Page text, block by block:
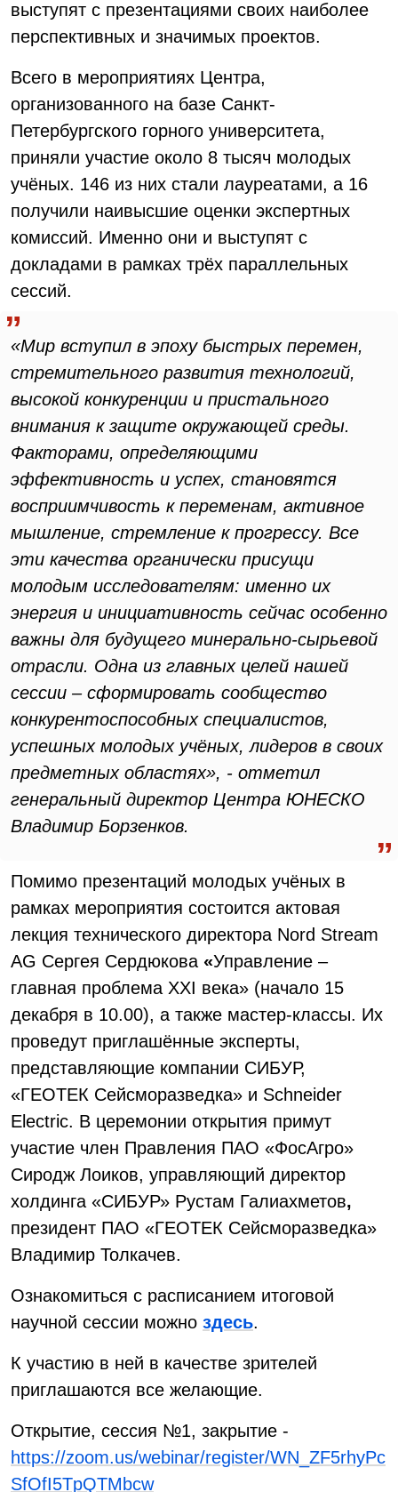
выступят с презентациями своих наиболее
перспективных и значимых проектов.
Всего в мероприятиях Центра,
организованного на базе Санкт-
Петербургского горного университета,
приняли участие около 8 тысяч молодых
учёных. 146 из них стали лауреатами, а 16
получили наивысшие оценки экспертных
комиссий. Именно они и выступят с
докладами в рамках трёх параллельных
сессий.
«Мир вступил в эпоху быстрых перемен,
стремительного развития технологий,
высокой конкуренции и пристального
внимания к защите окружающей среды.
Факторами, определяющими
эффективность и успех, становятся
восприимчивость к переменам, активное
мышление, стремление к прогрессу. Все
эти качества органически присущи
молодым исследователям: именно их
энергия и инициативность сейчас особенно
важны для будущего минерально-сырьевой
отрасли. Одна из главных целей нашей
сессии – сформировать сообщество
конкурентоспособных специалистов,
успешных молодых учёных, лидеров в своих
предметных областях», - отметил
генеральный директор Центра ЮНЕСКО
Владимир Борзенков.
Помимо презентаций молодых учёных в
рамках мероприятия состоится актовая
лекция технического директора Nord Stream
AG Сергея Сердюкова «Управление –
главная проблема XXI века» (начало 15
декабря в 10.00), а также мастер-классы. Их
проведут приглашённые эксперты,
представляющие компании СИБУР,
«ГЕОТЕК Сейсморазведка» и Schneider
Electric. В церемонии открытия примут
участие член Правления ПАО «ФосАгро»
Сиродж Лоиков, управляющий директор
холдинга «СИБУР» Рустам Галиахметов,
президент ПАО «ГЕОТЕК Сейсморазведка»
Владимир Толкачев.
Ознакомиться с расписанием итоговой
научной сессии можно здесь.
К участию в ней в качестве зрителей
приглашаются все желающие.
Открытие, сессия №1, закрытие -
https://zoom.us/webinar/register/WN_ZF5rhyPc
SfOfI5TpQTMbcw